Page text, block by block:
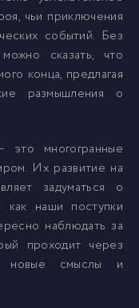
чьи приключения
событий. Без
сказать, что
конца, предлагая
размышления о
это многогранные
Их развитие на
задуматься о
наши поступки
наблюдать за
проходит через
новые смыслы и